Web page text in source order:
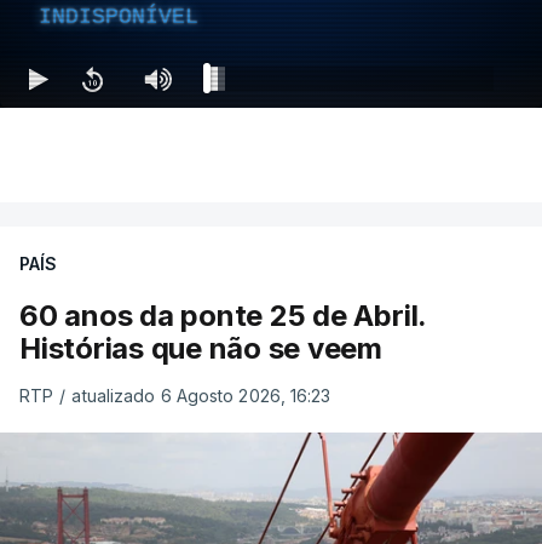
INDISPONÍVEL
PAÍS
60 anos da ponte 25 de Abril.
Histórias que não se veem
RTP / atualizado 6 Agosto 2026, 16:23